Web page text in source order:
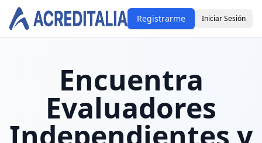
Registrarme Iniciar Sesión
Encuentra
Evaluadores